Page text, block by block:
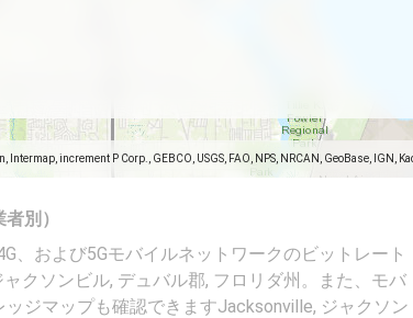
Intermap, increment P Corp., GEBCO, USGS, FAO, NPS, NRCAN, GeoBase,
別）
、および5Gモバイルネットワークのビットレート
クソンビル, デュバル郡, フロリダ州。また、モバ
ジマップも確認できますJacksonville, ジャクソン